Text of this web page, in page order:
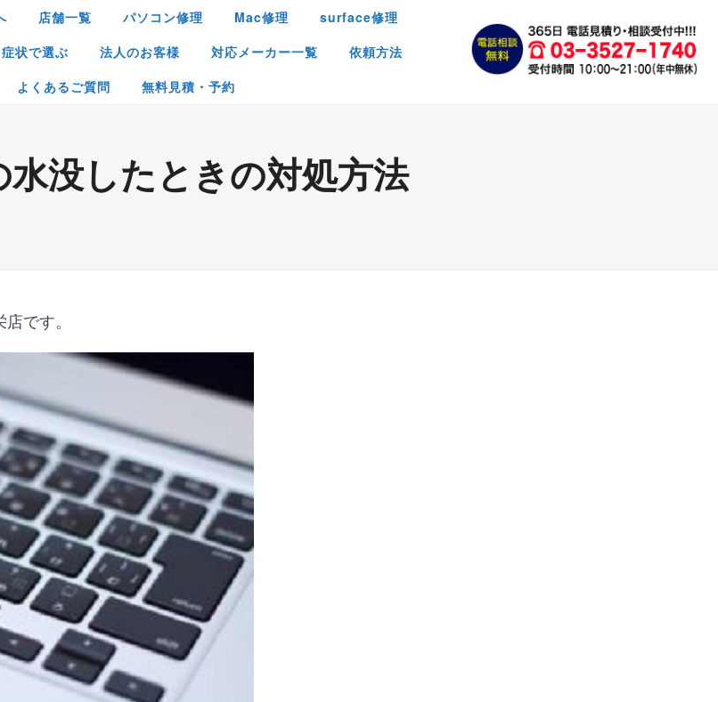
店舗一覧 パソコン修理 Mac修理
surface修理
症状で選ぶ 法人のお客様 対応メーカー一覧
依頼方法
よくあるご質問
無料見積・予約
没したときの対処方法
です。